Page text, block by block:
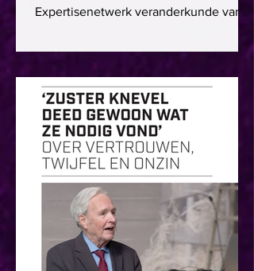
Expertisenetwerk veranderkunde van
topsprekers,...